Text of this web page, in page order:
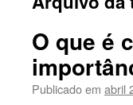
O que é
Publicado em abril